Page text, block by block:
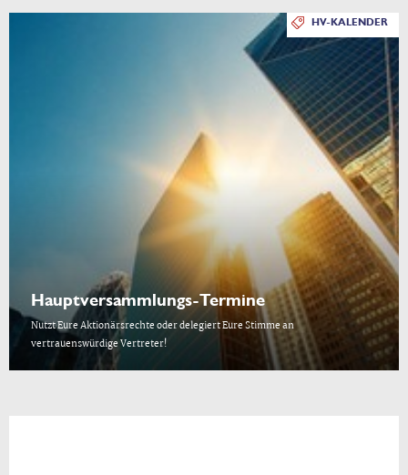
HV-KALENDER
Hauptversammlungs-Termine
Nutzt Eure Aktionärsrechte oder delegiert Eure Stimme an
vertrauenswürdige Vertreter!